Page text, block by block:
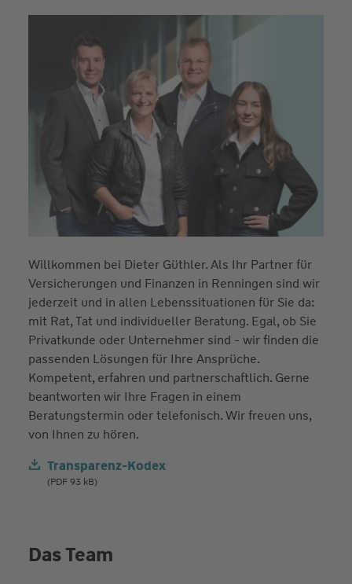
Willkommen bei Dieter Güthler. Als Ihr Partner für
Versicherungen und Finanzen in Renningen sind wir
jederzeit und in allen Lebenssituationen für Sie da:
mit Rat, Tat und individueller Beratung. Egal, ob Sie
Privatkunde oder Unternehmer sind - wir finden die
passenden Lösungen für Ihre Ansprüche.
Kompetent, erfahren und partnerschaftlich. Gerne
beantworten wir Ihre Fragen in einem
Beratungstermin oder telefonisch. Wir freuen uns,
von Ihnen zu hören.
Transparenz-Kodex
(PDF 93 kB)
Das Team